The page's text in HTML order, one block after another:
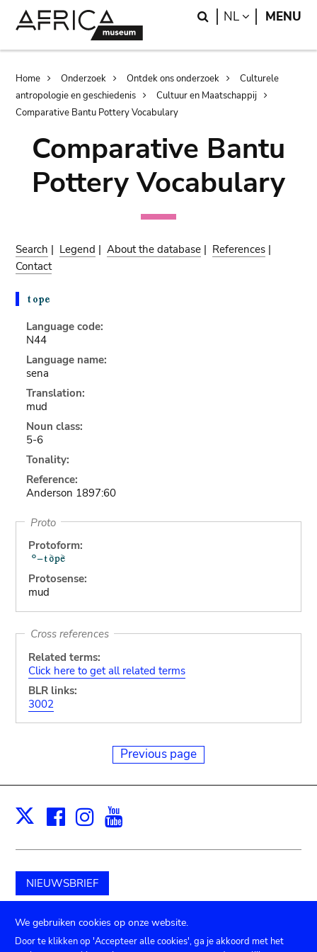
Search
NL LANGUAGE
MENU
Breadcrumb
Home Onderzoek Ontdek ons onderzoek
Culturele
antropologie en geschiedenis
Cultuur en Maatschappij
Comparative Bantu Pottery Vocabulary
Comparative Bantu
Pottery Vocabulary
Search | Legend |About the database | References |
Contact
Language code:
N44
Language name:
sena
Translation:
mud
Noun class:
5-6
Tonality:
Reference:
Anderson 1897:60
Proto
Protoform:
Protosense:
mud
Cross references
Related terms:
Click here to get all related terms
BLR links:
3002
Previous page
X Facebook
Instagram
NIEUWSBRIEF
Schenk aan het museum
We gebruiken cookies op onze website.
Door te klikken op 'Accepteer alle cookies', ga je akkoord met het